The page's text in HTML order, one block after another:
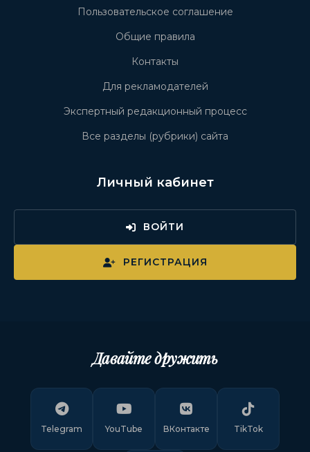
Пользовательское соглашение
Общие правила
Контакты
Для рекламодателей
Экспертный редакционный процесс
Все разделы (рубрики) сайта
Личный кабинет
ВОЙТИ
РЕГИСТРАЦИЯ
Давайте дружить
Telegram YouTube ВКонтакте TikTok